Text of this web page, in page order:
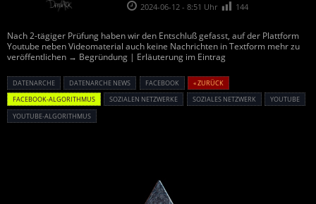
2024-06-12 - 8:51 Uhr 144
Nach 2-tägiger Prüfung haben wir den Entschluß gefasst, auf der Plattform
Youtube neben Videomaterial auch keine Nachrichten in Textform mehr zu
veröffentlichen → Begründung | Erläuterung im Eintrag
DATENARCHE DATENARCHE NEWS FACEBOOK
« ZURÜCK
FACEBOOK-ALGORITHMUS
SOZIALEN NETZWERKE SOZIALES NETZWERK
YOUTUBE
YOUTUBE-ALGORITHMUS